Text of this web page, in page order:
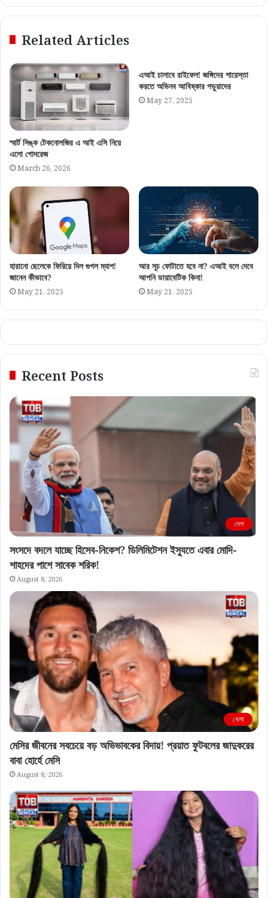
Related Articles
স্মার্ট সিঙ্ক টেকনোলজির এ আই এসি নিয়ে
এলো গোদরেজ
March 26, 2026
এআই চালাবে রাইফেল! জঙ্গিদের শায়েস্তা
করতে অভিনব আবিষ্কার পড়ুয়াদের
May 27, 2025
হারানো ছেলেকে ফিরিয়ে দিল গুগল ম্যাপ!
জানেন কীভাবে?
May 21, 2025
আর সূচ ফোটাতে হবে না? এআই বলে দেবে
আপনি ডায়াবেটিক কিনা!
May 21, 2025
Recent Posts
দেশ
সংসদে বদলে যাচ্ছে হিসেব-নিকেশ? ডিলিমিটেশন ইস্যুতে এবার মোদি-
শাহদের পাশে সাবেক শরিক!
August 8, 2026
খেলা
মেসির জীবনের সবচেয়ে বড় অভিভাবকের বিদায়! প্রয়াত ফুটবলের জাদুকরের
বাবা হোর্হে মেসি
August 8, 2026